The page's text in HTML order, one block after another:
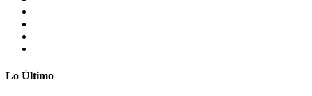
Lo Último